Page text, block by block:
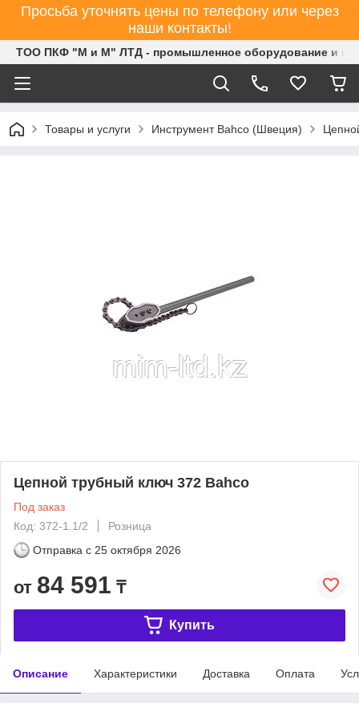
Просьба уточнять цены по телефону или через
наши контакты!
ТОО ПКФ "М и М" ЛТД - промышленное оборудование и
Товары и услуги Инструмент Bahco (Швеция)
Цепной трубный ключ 372 Bahco
Под заказ
Код: 372-1.1/2
Розница
Отправка с 25 октября 2026
от 84 591 ₸
Купить
Описание Характеристики Доставка Оплата